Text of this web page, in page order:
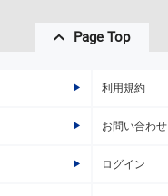
Page Top
利用規約
お問い合わせ
ログイン